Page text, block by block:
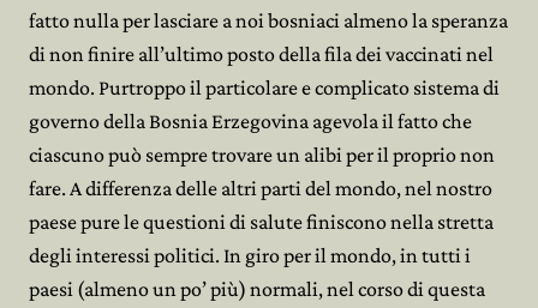
fatto nulla per lasciare a noi bosniaci almeno la speranza
di non finire all’ultimo posto della fila dei vaccinati nel
mondo. Purtroppo il particolare e complicato sistema di
governo della Bosnia Erzegovina agevola il fatto che
ciascuno può sempre trovare un alibi per il proprio non
fare. A differenza delle altri parti del mondo, nel nostro
paese pure le questioni di salute finiscono nella stretta
degli interessi politici. In giro per il mondo, in tutti i
paesi (almeno un po’ più) normali, nel corso di questa